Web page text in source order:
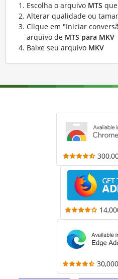
Escolha o arquivo MTS
Alterar qualidade ou
Clique em "Iniciar
arquivo de MTS para MKV
Baixe seu arquivo MKV